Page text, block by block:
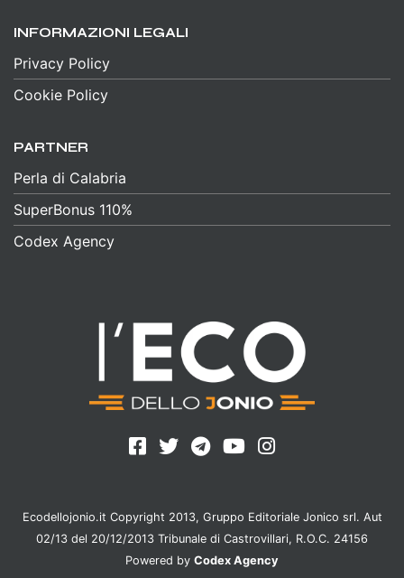
INFORMAZIONI LEGALI
Privacy Policy
Cookie Policy
PARTNER
Perla di Calabria
SuperBonus 110%
Codex Agency
Ecodellojonio.it Copyright 2013, Gruppo Editoriale Jonico srl. Aut
02/13 del 20/12/2013 Tribunale di Castrovillari, R.O.C. 24156
Powered by Codex Agency